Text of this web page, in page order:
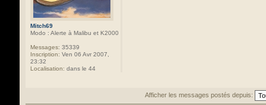
Mitch69
Modo : Alerte à Malibu et K2000
Messages: 35339
Inscription: Ven 06 Avr 2007,
23:32
Localisation: dans le 44
Afficher les messages postés depuis: